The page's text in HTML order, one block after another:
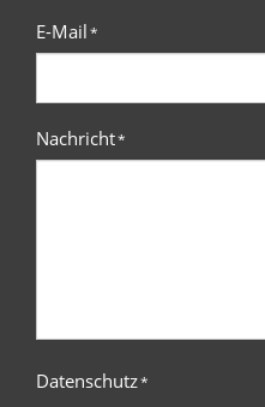
E-Mail*
Nachricht*
Datenschutz*